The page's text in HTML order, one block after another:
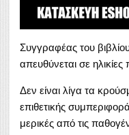
Συγγραφέας του
απευθύνεται σε
Δεν είναι λίγα τα
επιθετικής
μερικές από τις